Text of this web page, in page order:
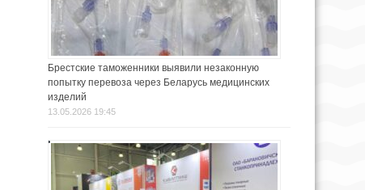
Брестские таможенники выявили незаконную
попытку перевоза через Беларусь медицинских
изделий
13.05.2026 19:45